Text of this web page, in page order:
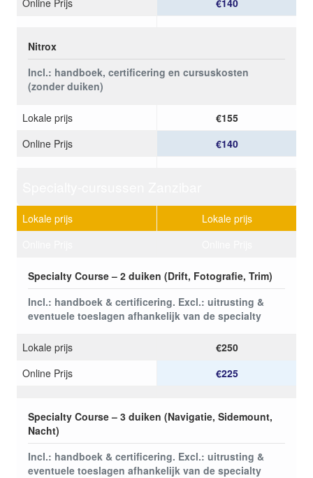
Nitrox
Incl.: handboek, certificering en cursuskosten
(zonder duiken)
Lokale prijs
€155
Online Prijs
€140
Lokale prijs
Lokale prijs
Specialty Course – 2 duiken (Drift, Fotografie, Trim)
Incl.: handboek & certificering. Excl.: uitrusting &
eventuele toeslagen afhankelijk van de specialty
Lokale prijs
€250
Online Prijs
€225
Specialty Course – 3 duiken (Navigatie, Sidemount,
Nacht)
Incl.: handboek & certificering. Excl.: uitrusting &
eventuele toeslagen afhankelijk van de specialty